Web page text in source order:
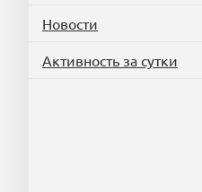
Новости
Активность за сутки